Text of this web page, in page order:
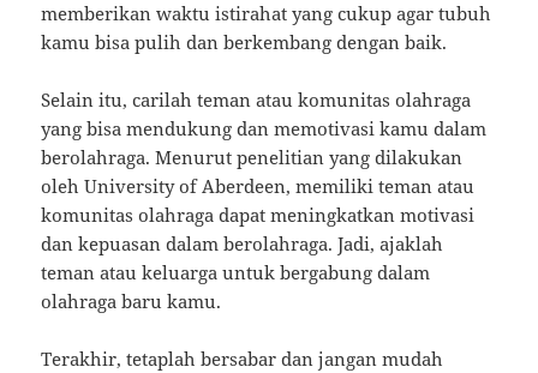
memberikan waktu istirahat yang cukup agar tubuh
kamu bisa pulih dan berkembang dengan baik.
Selain itu, carilah teman atau komunitas olahraga
yang bisa mendukung dan memotivasi kamu dalam
berolahraga. Menurut penelitian yang dilakukan
oleh University of Aberdeen, memiliki teman atau
komunitas olahraga dapat meningkatkan motivasi
dan kepuasan dalam berolahraga. Jadi, ajaklah
teman atau keluarga untuk bergabung dalam
olahraga baru kamu.
Terakhir, tetaplah bersabar dan jangan mudah